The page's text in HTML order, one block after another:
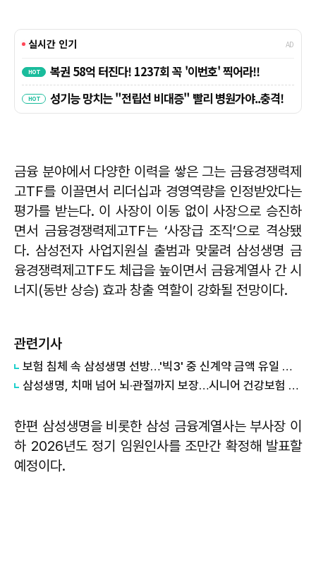
금융 분야에서 다양한 이력을 쌓은 그는 금융경쟁력제
고TF를 이끌면서 리더십과 경영역량을 인정받았다는
평가를 받는다. 이 사장이 이동 없이 사장으로 승진하
면서 금융경쟁력제고TF는 ‘사장급 조직’으로 격상됐
다. 삼성전자 사업지원실 출범과 맞물려 삼성생명 금
융경쟁력제고TF도 체급을 높이면서 금융계열사 간 시
너지(동반 상승) 효과 창출 역할이 강화될 전망이다.
관련기사
보험 침체 속 삼성생명 선방…'빅3' 중 신계약 금액 유일 증가
삼성생명, 치매 넘어 뇌·관절까지 보장…시니어 건강보험 출시
한편 삼성생명을 비롯한 삼성 금융계열사는 부사장 이
하 2026년도 정기 임원인사를 조만간 확정해 발표할
예정이다.